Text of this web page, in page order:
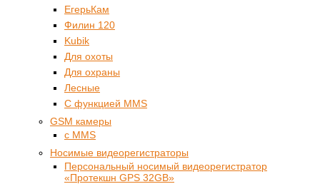
ЕгерьКам
Филин 120
Kubik
Для охоты
Для охраны
Лесные
С функцией MMS
GSM камеры
с MMS
Носимые видеорегистраторы
Персональный носимый видеорегистратор
«Протекшн GPS 32GB»